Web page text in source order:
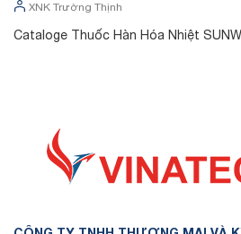
XNK Trường Thịnh
Cataloge Thuốc Hàn Hóa